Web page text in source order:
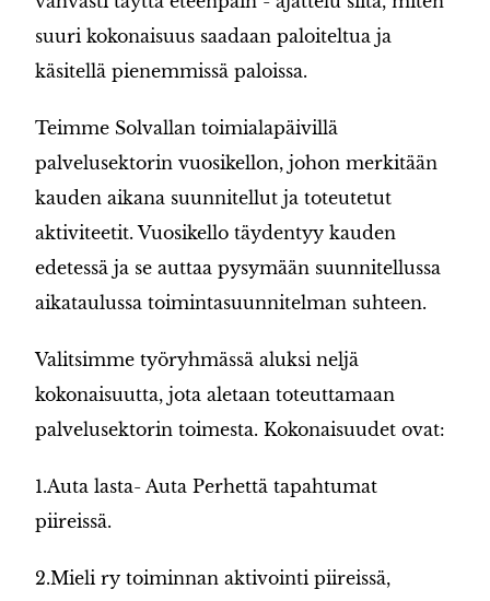
suuri kokonaisuus saadaan paloiteltua ja
käsitellä pienemmissä paloissa.
Teimme Solvallan toimialapäivillä
palvelusektorin vuosikellon, johon merkitään
kauden aikana suunnitellut ja toteutetut
aktiviteetit. Vuosikello täydentyy kauden
edetessä ja se auttaa pysymään suunnitellussa
aikataulussa toimintasuunnitelman suhteen.
Valitsimme työryhmässä aluksi neljä
kokonaisuutta, jota aletaan toteuttamaan
palvelusektorin toimesta. Kokonaisuudet ovat:
1.Auta lasta- Auta Perhettä tapahtumat
piireissä.
2.Mieli ry toiminnan aktivointi piireissä,